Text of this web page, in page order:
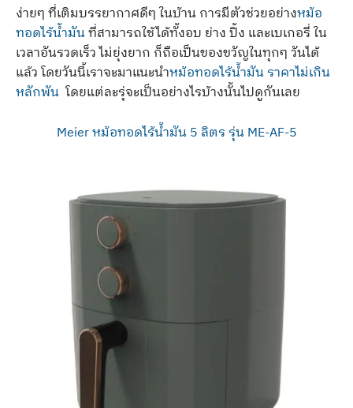
ง่ายๆ ที่เติมบรรยากาศดีๆ ในบ้าน การมีตัวช่วยอย่างหม้อ
ทอดไร้น้ำมันที่สามารถใช้ได้ทั้งอบ ย่าง ปิ้ง และเบเกอรี่ ใน
เวลาอันรวดเร็ว ไม่ยุ่งยาก ก็ถือเป็นของขวัญในทุกๆ วันได้
แล้ว โดยวันนี้เราจะมาแนะนำหม้อทอดไร้น้ำมัน ราคาไม่เกิน
หลักพัน โดยแต่ละรุ่จะเป็นอย่างไรบ้างนั้นไปดูกันเลย
Meier หม้อทอดไร้น้ำมัน 5 ลิตร รุ่น ME-AF-5